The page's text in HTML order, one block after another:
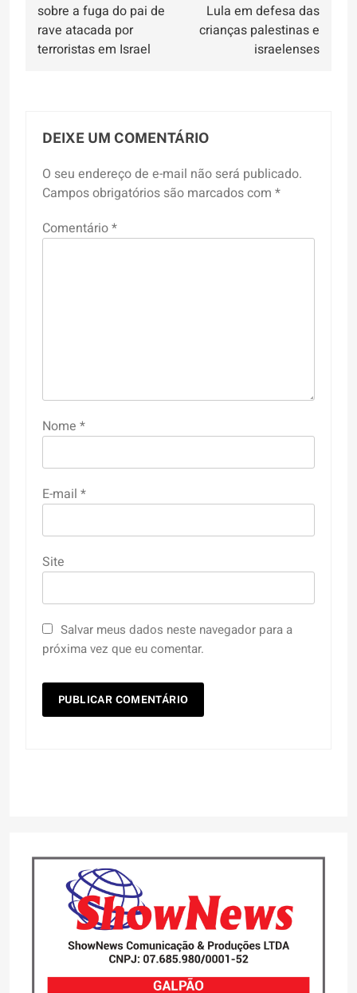
Post
sobre a fuga do pai de
rave atacada por
terroristas em Israel
Lula em defesa das
crianças palestinas e
israelenses
DEIXE UM COMENTÁRIO
O seu endereço de e-mail não será publicado.
Campos obrigatórios são marcados com *
Comentário*
Nome *
E-mail *
Site
Salvar meus dados neste navegador para a
próxima vez que eu comentar.